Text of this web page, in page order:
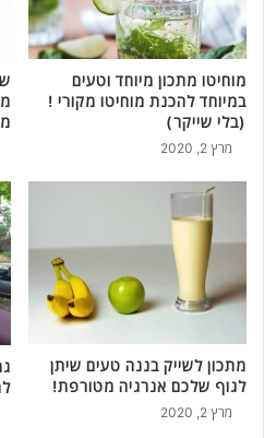
מוחיטו מתכון מיוחד וטעים
במיוחד להכנת מוחיטו מקורי !
(בלי שייקר)
מרץ 2, 2020
מתכון לשייק בננה טעים שיתן
לגוף שלכם אנרגיה מטורפת!
מרץ 2, 2020